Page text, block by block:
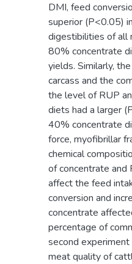
DMI, feed
superior (P<0.05)
digestibilities of all
80% concentrate
yields. Similarly,
carcass and the
the level of RUP
diets had a larger
40% concentrate
force, myofibrillar
chemical
of concentrate and
affect the feed
conversion and
concentrate
percentage of
second
meat quality of